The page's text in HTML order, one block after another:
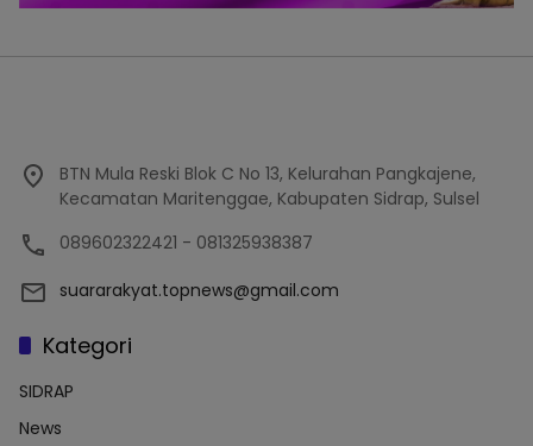
BTN Mula Reski Blok C No 13, Kelurahan Pangkajene,
Kecamatan Maritenggae, Kabupaten Sidrap, Sulsel
089602322421 - 081325938387
suararakyat.topnews@gmail.com
Kategori
SIDRAP
News